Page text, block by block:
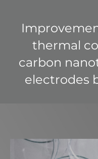
thermal
carbon
electrodes